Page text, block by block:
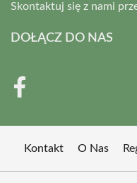
Skontaktuj się z nami
DOŁĄCZ DO NAS
Kontakt O Nas